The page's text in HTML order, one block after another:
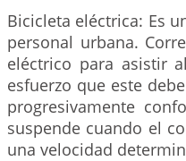
Bicicleta eléctrica: Es
personal urbana.
eléctrico para asistir
esfuerzo que este
progresivamente
suspende cuando el
una velocidad